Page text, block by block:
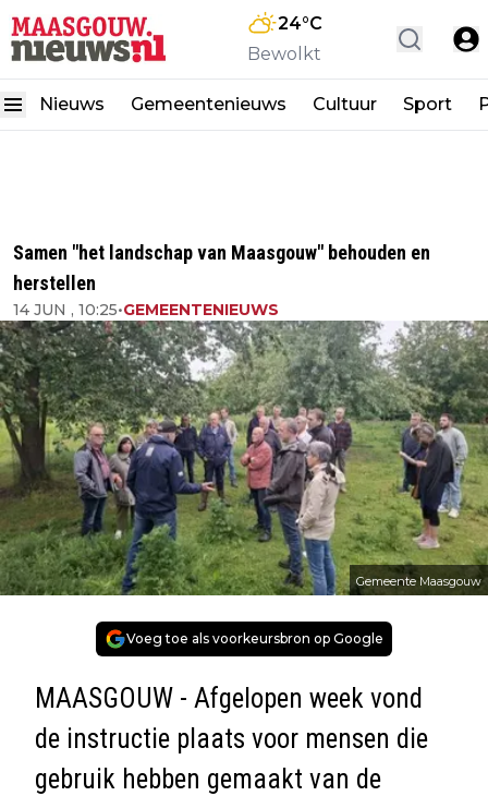
24°C
Bewolkt
Nieuws Gemeentenieuws Cultuur Sport
Samen "het landschap van Maasgouw" behouden en
herstellen
14 JUN , 10:25•GEMEENTENIEUWS
Gemeente Maasgouw
Voeg toe als voorkeursbron op Google
MAASGOUW - Afgelopen week vond
de instructie plaats voor mensen die
gebruik hebben gemaakt van de